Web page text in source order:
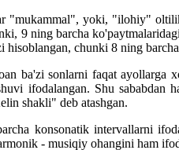
yoki, "ilohiy"
9 ning barcha
chunki 8 ning
ba'zi sonlarni faqat ayollarga
ifodalangan. Shu sababdan
shakli" deb atashgan.
konsonatik intervallarni
- musiqiy ohangini ham